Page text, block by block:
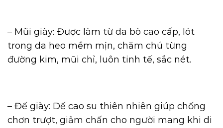
– Mũi giày: Được làm từ da bò cao cấp, lót
trong da heo mềm mịn, chăm chú từng
đường kim, mũi chỉ, luôn tinh tế, sắc nét.
– Đế giày: Dế cao su thiên nhiên giúp chống
chơn trượt, giảm chấn cho người mang khi di